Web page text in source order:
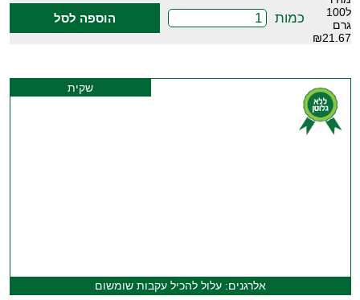
ל100
גרם
₪21.67
כמות הוספה לסל
אלרגנים: עלול להכיל עקבות שומשום
שקית